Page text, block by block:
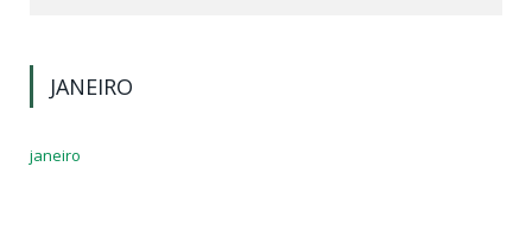
JANEIRO
janeiro